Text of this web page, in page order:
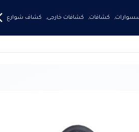
, كشافات, كشافات خارجى, كشاف شوارع